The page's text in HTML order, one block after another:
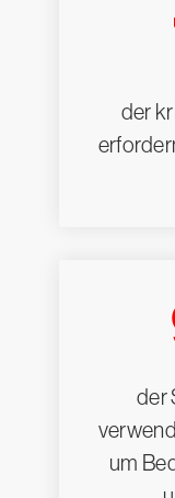
der
der
um